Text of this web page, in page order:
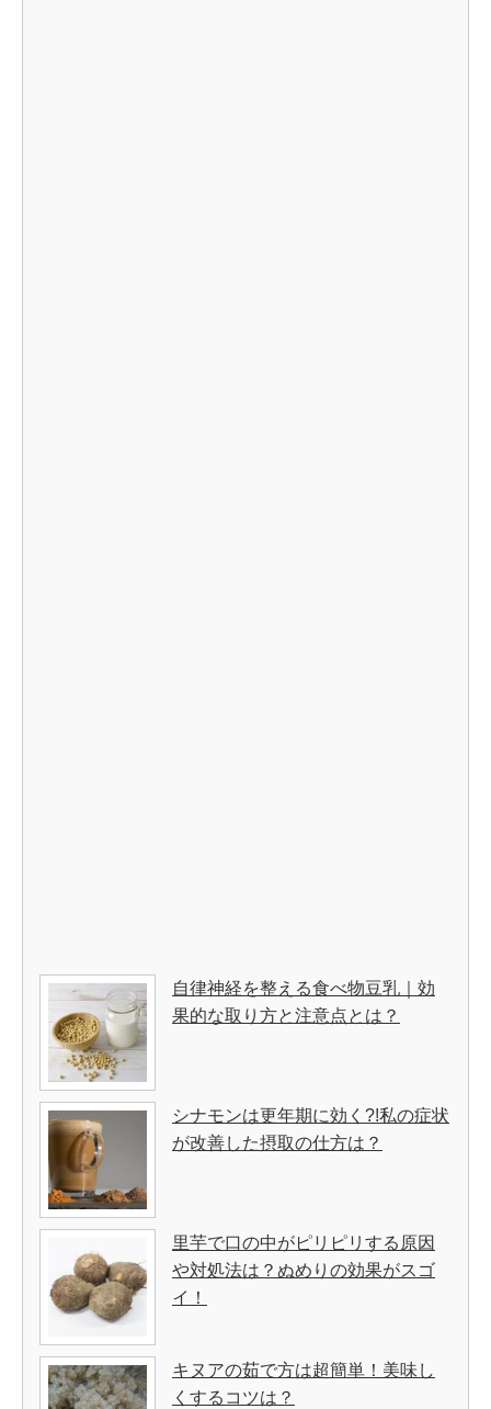
自律神経を整える食べ物豆乳｜効
果的な取り方と注意点とは？
シナモンは更年期に効く?!私の症状
が改善した摂取の仕方は？
里芋で口の中がピリピリする原因
や対処法は？ぬめりの効果がスゴ
イ！
キヌアの茹で方は超簡単！美味し
くするコツは？